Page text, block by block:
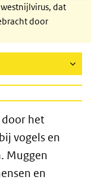
dat
door
het
vogels en
Muggen
en